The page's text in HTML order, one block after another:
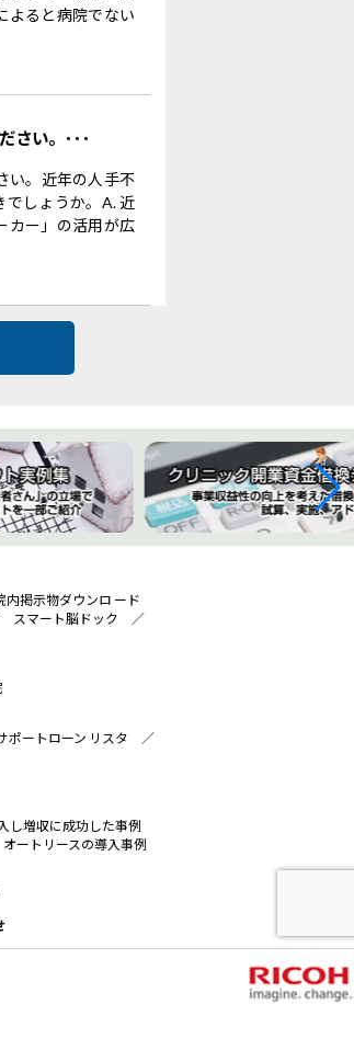
よると病院でない
さい。･･･
い。近年の人手不
でしょうか。A. 近
カー」の活用が広
内掲示物ダウンロ ード
スマート脳ドック ／
ポートローン リスタ ／
し増収に成功した事例
オートリースの導入事例